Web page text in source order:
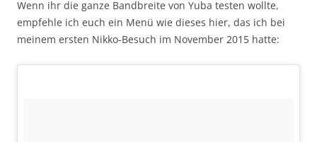
Wenn ihr die ganze Bandbreite von Yuba testen wollte,
empfehle ich euch ein Menü wie dieses hier, das ich bei
meinem ersten Nikko-Besuch im November 2015 hatte: